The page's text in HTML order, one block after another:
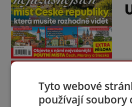
Tyto webové
používají soubory